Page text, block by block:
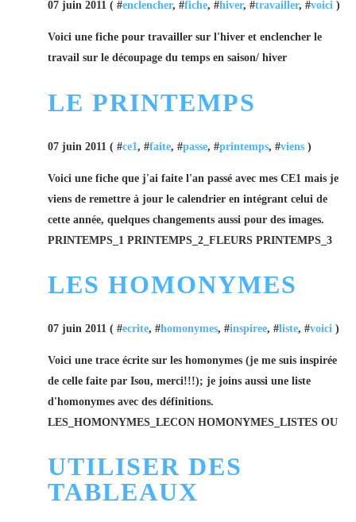
07 juin 2011 ( #enclencher, #fiche, #hiver, #travailler, #voici )
Voici une fiche pour travailler sur l'hiver et enclencher le
travail sur le découpage du temps en saison/ hiver
LE PRINTEMPS
07 juin 2011 ( #ce1, #faite, #passe, #printemps, #viens )
Voici une fiche que j'ai faite l'an passé avec mes CE1 mais je
viens de remettre à jour le calendrier en intégrant celui de
cette année, quelques changements aussi pour des images.
PRINTEMPS_1 PRINTEMPS_2_FLEURS PRINTEMPS_3
LES HOMONYMES
07 juin 2011 ( #ecrite, #homonymes, #inspiree, #liste, #voici )
Voici une trace écrite sur les homonymes (je me suis inspirée
de celle faite par Isou, merci!!!); je joins aussi une liste
d'homonymes avec des définitions.
LES_HOMONYMES_LECON HOMONYMES_LISTES OU
UTILISER DES
TABLEAUX